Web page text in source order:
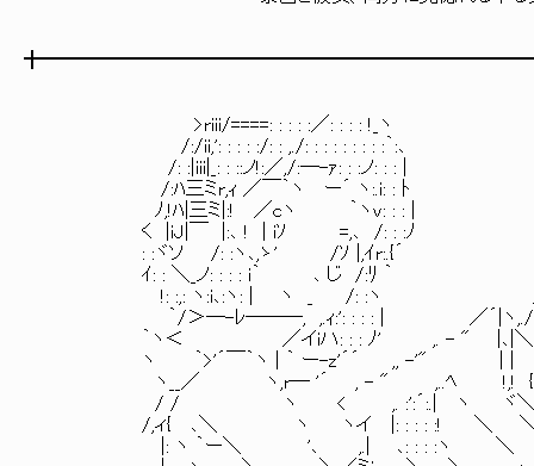
>riii/====: : : : :／: : : : !_ヽ
/:/ii,': : : : :/: : ,./: : : : : : : : :｀:､
/: :|iii|_: : ::ノ!:／,/:―-ｧ: : :ノ: : : |
/:ﾊ三ミr,ｨ ／￣｀ヽ ー´ ヽ:.i: : ﾄ
ﾉ,!ﾊ|三ミ|:! ／cヽ ｀ヽv: : : |
く |iJ|￣ |:､ ! | iｿ =,､ /: :
: :ヾソ /: :ヽ､,ゝ' /ｿ |,ｲr:.{´
ｲ: : ＼_ノ: : : : i｀ ､ じ /:ﾘ ｀ r-
!: :,: ヽ:i､:ヽ: | ヽ _ /: :ヽ / /
｀/＞―-ﾚ―――, ,.ｨ:': : : : | ／´|ヽ,./､
｀ヽ＜ ／イiハ: : : ﾉ' ,. - " |､|＼ミ、｀
ヽ ｀>'´￣｀ヽ | ｀ ー-z'´´ ,, -'" | | / | ￣
ヽ__／ ヽ,r― '´ , - " ,..ﾍ !,! {i| | |三ミ
/ / ヽ < ,. :':´:.| ヽ ヾ＼ヾV￣￣
/,ィ{ ､＼ ヽ ヽイ |: : : : :! ＼ ＼＼｀ヽ､
|: ヽ ｀ー＼ '､ ,.| ､: : : :ヽ ＼ ｀ーｧー'´